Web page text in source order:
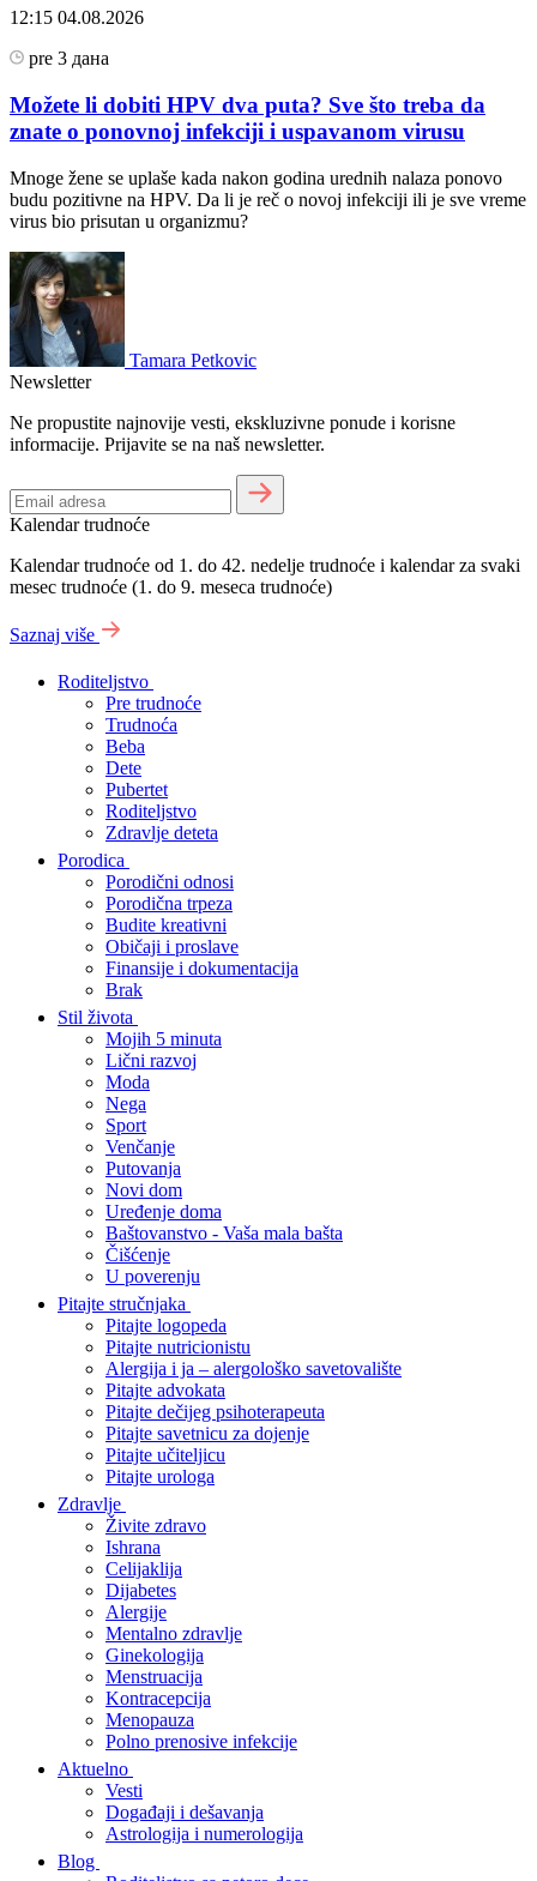
12:15 04.08.2026
pre 3 дана
Možete li dobiti HPV dva puta? Sve što treba da
znate o ponovnoj infekciji i uspavanom virusu
Mnoge žene se uplaše kada nakon godina urednih nalaza ponovo
budu pozitivne na HPV. Da li je reč o novoj infekciji ili je sve vreme
virus bio prisutan u organizmu?
Tamara Petkovic
Newsletter
Ne propustite najnovije vesti, ekskluzivne ponude i korisne
informacije. Prijavite se na naš newsletter.
Kalendar trudnoće
Kalendar trudnoće od 1. do 42. nedelje trudnoće i kalendar za svaki
mesec trudnoće (1. do 9. meseca trudnoće)
Saznaj više
Roditeljstvo
Pre trudnoće
Trudnoća
Beba
Dete
Pubertet
Roditeljstvo
Zdravlje deteta
Porodica
Porodični odnosi
Porodična trpeza
Budite kreativni
Običaji i proslave
Finansije i dokumentacija
Brak
Stil života
Mojih 5 minuta
Lični razvoj
Moda
Nega
Sport
Venčanje
Putovanja
Novi dom
Uređenje doma
Baštovanstvo - Vaša mala bašta
Čišćenje
U poverenju
Pitajte stručnjaka
Pitajte logopeda
Pitajte nutricionistu
Alergija i ja – alergološko savetovalište
Pitajte advokata
Pitajte dečijeg psihoterapeuta
Pitajte savetnicu za dojenje
Pitajte učiteljicu
Pitajte urologa
Zdravlje
Živite zdravo
Ishrana
Celijaklija
Dijabetes
Alergije
Mentalno zdravlje
Ginekologija
Menstruacija
Kontracepcija
Menopauza
Polno prenosive infekcije
Aktuelno
Vesti
Događaji i dešavanja
Astrologija i numerologija
Blog